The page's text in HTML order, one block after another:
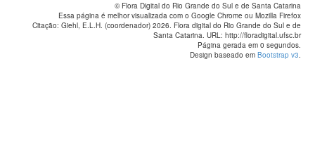
© Flora Digital do Rio Grande do Sul e de Santa Catarina
Essa página é melhor visualizada com o Google Chrome ou Mozilla Firefox
Citação: Giehl, E.L.H. (coordenador) 2026. Flora digital do Rio Grande do Sul e de
Santa Catarina. URL: http://floradigital.ufsc.br
Página gerada em 0 segundos.
Design baseado em Bootstrap v3.